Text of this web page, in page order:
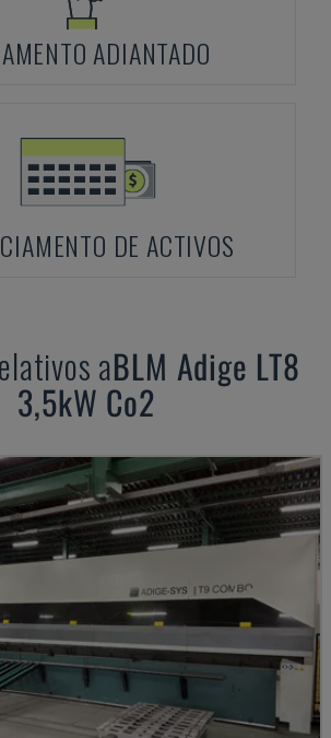
ADIANTADO
DE ACTIVOS
aBLM Adige LT8
3,5kW Co2